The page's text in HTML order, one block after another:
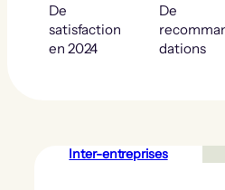
De
satisfaction
en 2024
De
dations
Inter-entreprises